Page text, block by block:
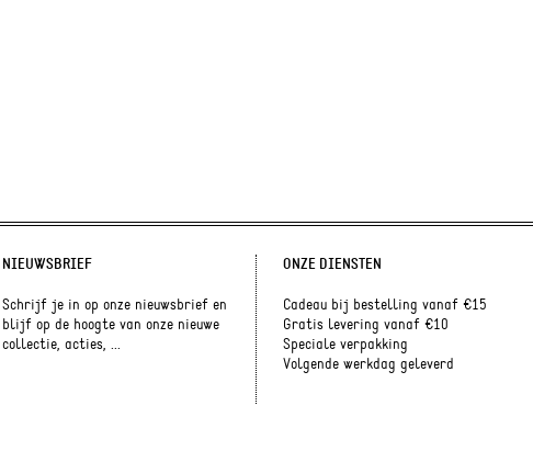
NIEUWSBRIEF
Schrijf je in op onze nieuwsbrief en
blijf op de hoogte van onze nieuwe
collectie, acties, ...
ONZE DIENSTEN
Cadeau bij bestelling vanaf €15
Gratis levering vanaf €10
Speciale verpakking
Volgende werkdag geleverd